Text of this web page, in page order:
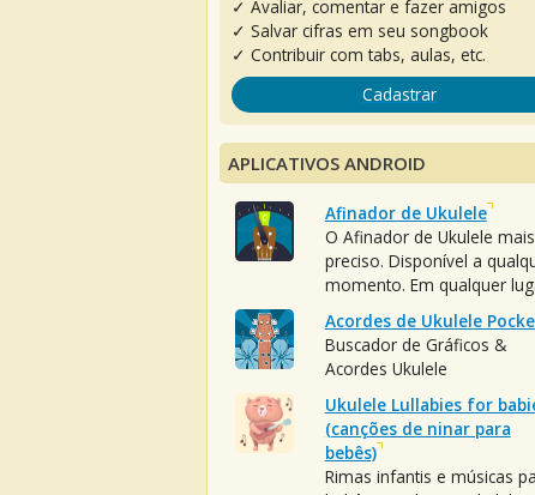
✓ Avaliar, comentar e fazer amigos
✓ Salvar cifras em seu songbook
✓ Contribuir com tabs, aulas, etc.
Cadastrar
APLICATIVOS ANDROID
Afinador de Ukulele
O Afinador de Ukulele mais
preciso. Disponível a
momento. Em qualquer
Acordes de Ukulele
Buscador de Gráficos &
Acordes Ukulele
Ukulele Lullabies for
(canções de ninar para
bebês)
Rimas infantis e músicas